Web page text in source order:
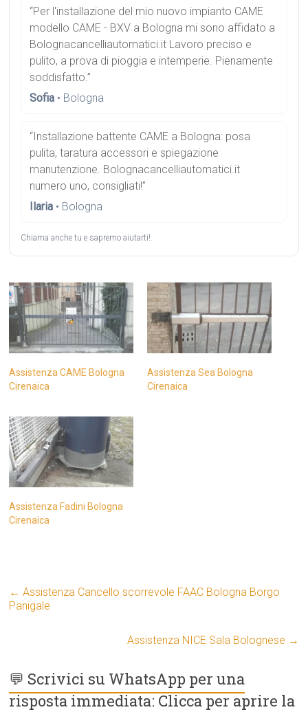
“Per l'installazione del mio nuovo impianto CAME
modello CAME - BXV a Bologna mi sono affidato a
Bolognacancelliautomatici.it Lavoro preciso e
pulito, a prova di pioggia e intemperie. Pienamente
soddisfatto.”
Sofia • Bologna
“Installazione battente CAME a Bologna: posa
pulita, taratura accessori e spiegazione
manutenzione. Bolognacancelliautomatici.it
numero uno, consigliati!”
Ilaria • Bologna
Chiama anche tu e sapremo aiutarti!.
Assistenza CAME Bologna
Cirenaica
Assistenza Sea Bologna
Cirenaica
Assistenza Fadini Bologna
Cirenaica
← Assistenza Cancello scorrevole FAAC Bologna Borgo
Panigale
Assistenza NICE Sala Bolognese →
💬 Scrivici su WhatsApp per una
risposta immediata: Clicca per aprire la